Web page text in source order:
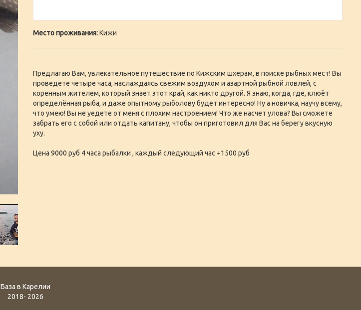
Место проживания:Кижи
Предлагаю Вам, увлекательное путешествие по Кижским шхерам, в поиске рыбных мест! Вы
проведете четыре часа, наслаждаясь свежим воздухом и азартной рыбной ловлей, с
коренным жителем, который знает этот край, как никто другой. Я знаю, когда, где, клюёт
определённая рыба, и даже опытному рыболову будет интересно! Ну а новичка, научу всему,
что умею! Вы не уедете от меня с плохим настроением! Что же насчет улова? Вы сможете
забрать его с собой или отдать капитану, чтобы он приготовил для Вас на берегу вкусную
уху.
Цена 9000 руб 4 часа рыбалки , каждый следующий час +1500 руб
База в Карелии
2018- 2026